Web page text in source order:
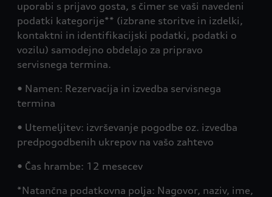
uporabi s prijavo gosta, s čimer se vaši navedeni
podatki kategorije** (izbrane storitve in izdelki,
kontaktni in identifikacijski podatki, podatki o
vozilu) samodejno obdelajo za pripravo
servisnega termina.
• Namen: Rezervacija in izvedba servisnega
termina
• Utemeljitev: izvrševanje pogodbe oz. izvedba
predpogodbenih ukrepov na vašo zahtevo
• Čas hrambe: 12 mesecev
*Natančna podatkovna polja: Nagovor, naziv, ime,